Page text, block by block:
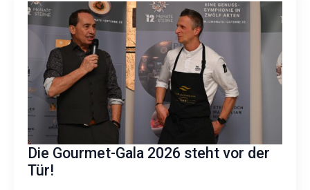
Die Gourmet-Gala 2026 steht vor der
Tür!